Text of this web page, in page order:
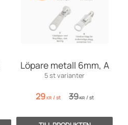
Löpare metall 6mm, A
5 st varianter
29KR /st 39KR /st